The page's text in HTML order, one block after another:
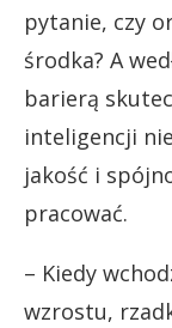
pytanie, czy
środka? A
barierą
inteligencji
jakość i
pracować.
– Kiedy
wzrostu,